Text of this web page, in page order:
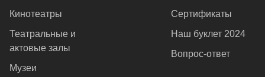
Кинотеатры
Театральные и
актовые залы
Музеи
Сертификаты
Наш буклет 2024
Вопрос-ответ